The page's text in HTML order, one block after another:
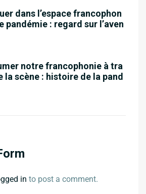
dans l’espace francophon
pandémie : regard sur l’aven
notre francophonie à tra
la scène : histoire de la pand
in to post a comment.